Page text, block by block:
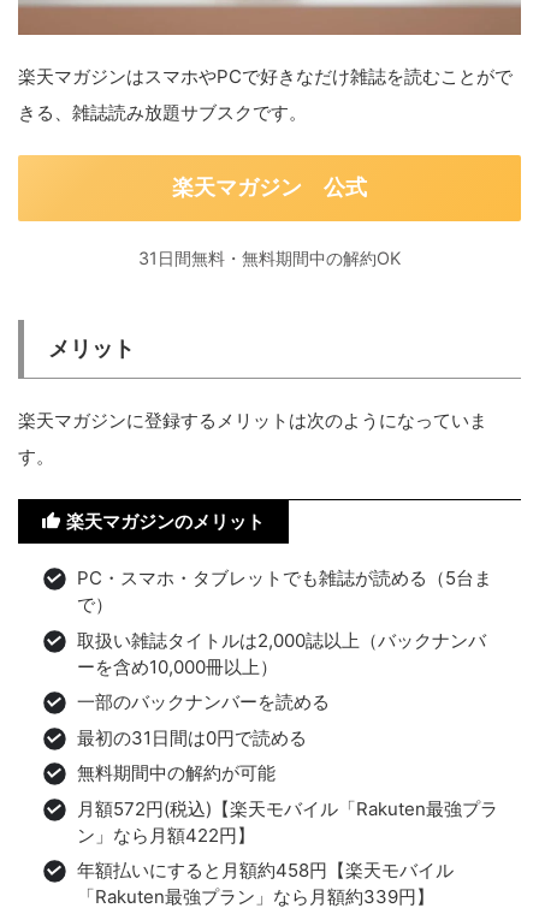
楽天マガジンはスマホやPCで好きなだけ雑誌を読むことがで
きる、雑誌読み放題サブスクです。
楽天マガジン 公式
31日間無料・無料期間中の解約OK
メリット
楽天マガジンに登録するメリットは次のようになっていま
す。
楽天マガジンのメリット
PC・スマホ・タブレットでも雑誌が読める（5台ま
で）
取扱い雑誌タイトルは2,000誌以上（バックナンバ
ーを含め10,000冊以上）
一部のバックナンバーを読める
最初の31日間は0円で読める
無料期間中の解約が可能
月額572円(税込)【楽天モバイル「Rakuten最強プラ
ン」なら月額422円】
年額払いにすると月額約458円【楽天モバイル
「Rakuten最強プラン」なら月額約339円】